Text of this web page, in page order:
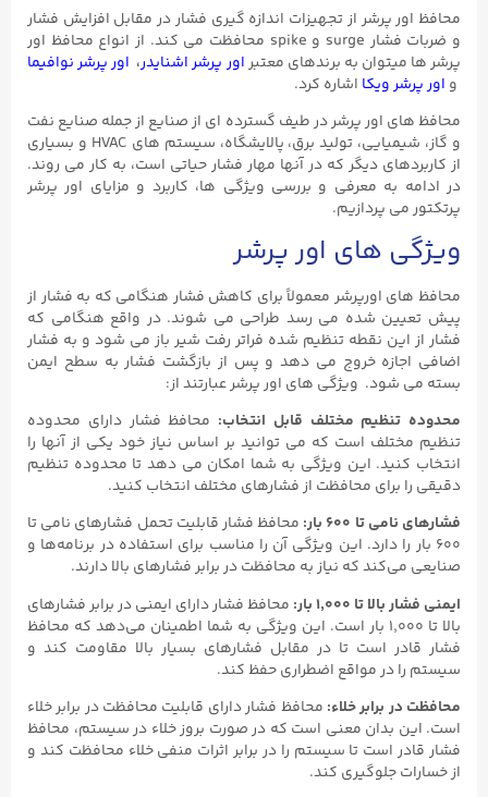
محافظ اور پرشر از تجهیزات اندازه گیری فشار در مقابل افزایش فشار
و ضربات فشار surge و spike محافظت می کند. از انواع محافظ اور
پرشر ها میتوان به برندهای معتبراور پرشر اشنایدر، اور پرشر نوافیما
و اور پرشر ویکا اشاره کرد.
محافظ های اور پرشر در طیف گسترده ای از صنایع از جمله صنایع نفت
و گاز، شیمیایی، تولید برق، پالایشگاه، سیستم های HVAC و بسیاری
از کاربردهای دیگر که در آنها مهار فشار حیاتی است، به کار می روند.
در ادامه به معرفی و بررسی ویژگی ها، کاربرد و مزایای اور پرشر
پرتکتور می پردازیم.
ویژگی های اور پرشر
محافظ های اورپرشر معمولاً برای کاهش فشار هنگامی که به فشار از
پیش تعیین شده می رسد طراحی می شوند. در واقع هنگامی که
فشار از این نقطه تنظیم شده فراتر رفت شیر باز می شود و به فشار
اضافی اجازه خروج می دهد و پس از بازگشت فشار به سطح ایمن
بسته می شود. ویژگی های اور پرشر عبارتند از:
محدوده تنظیم مختلف قابل انتخاب: محافظ فشار دارای محدوده
تنظیم مختلف است که می‌ توانید بر اساس نیاز خود یکی از آنها را
انتخاب کنید. این ویژگی به شما امکان می‌ دهد تا محدوده تنظیم
دقیقی را برای محافظت از فشارهای مختلف انتخاب کنید.
فشارهای نامی تا ۶۰۰ بار:
محافظ فشار قابلیت تحمل فشارهای نامی تا
۶۰۰ بار را دارد. این ویژگی آن را مناسب برای استفاده در برنامه‌ها و
صنایعی می‌کند که نیاز به محافظت در برابر فشارهای بالا دارند.
ایمنی فشار بالا تا ۱,۰۰۰ بار:
محافظ فشار دارای ایمنی در برابر فشارهای
بالا تا ۱,۰۰۰ بار است. این ویژگی به شما اطمینان می‌دهد که محافظ
فشار قادر است تا در مقابل فشارهای بسیار بالا مقاومت کند و
سیستم را در مواقع اضطراری حفظ کند.
محافظت در برابر خلاء: محافظ فشار دارای قابلیت محافظت در برابر خلاء
است. این بدان معنی است که در صورت بروز خلاء در سیستم، محافظ
فشار قادر است تا سیستم را در برابر اثرات منفی خلاء محافظت کند و
از خسارات جلوگیری کند.